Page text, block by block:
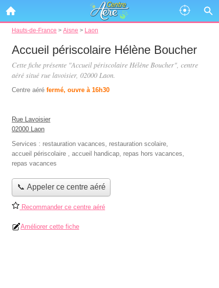
Hauts-de-France > Aisne > Laon
Accueil périscolaire Hélène Boucher
Cette fiche présente "Accueil périscolaire Hélène Boucher", centre
aéré situé rue lavoisier, 02000 Laon.
Centre aéré fermé, ouvre à 16h30
Rue Lavoisier
02000 Laon
Services : restauration vacances, restauration scolaire,
accueil périscolaire , accueil handicap, repas hors vacances,
repas vacances
📞 Appeler ce centre aéré
Recommander ce centre aéré
Améliorer cette fiche